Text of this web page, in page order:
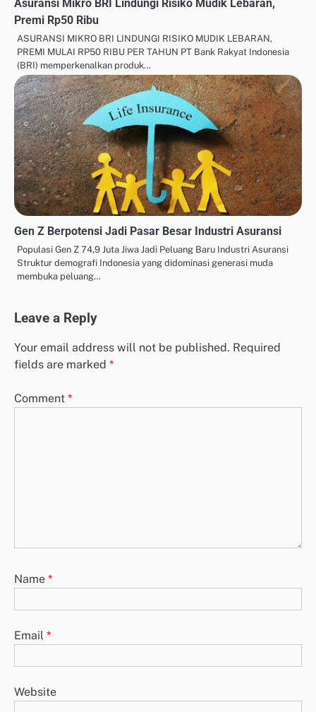
Asuransi Mikro BRI Lindungi Risiko Mudik Lebaran,
Premi Rp50 Ribu
ASURANSI MIKRO BRI LINDUNGI RISIKO MUDIK LEBARAN,
PREMI MULAI RP50 RIBU PER TAHUN PT Bank Rakyat Indonesia
(BRI) memperkenalkan produk…
Gen Z Berpotensi Jadi Pasar Besar Industri Asuransi
Populasi Gen Z 74,9 Juta Jiwa Jadi Peluang Baru Industri Asuransi
Struktur demografi Indonesia yang didominasi generasi muda
membuka peluang…
Leave a Reply
Your email address will not be published. Required
fields are marked *
Comment *
Name *
Email *
Website